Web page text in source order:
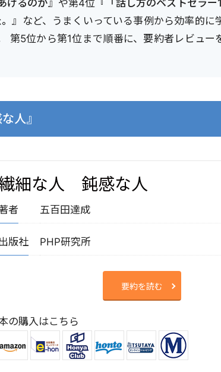
げるのか』や第4位『 「話し方のベストセラ
。』など、うまくいっている事例から効率的に
第5位から第1位まで順番に、要約者レビュー
人』
細な人 鈍感な人
者 五百田達成
版社 PHP研究所
要約を読む
の購入はこちら